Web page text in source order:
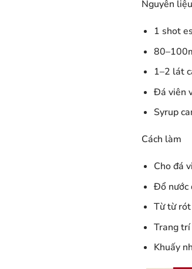
Nguyên liệu
1 shot
1–2 lát
Đá viên
Syrup
Cách làm
Cho đá
Đổ nước
Từ từ
Trang
Khuấy